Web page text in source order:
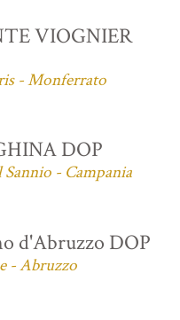
VIOGNIER
- Monferrato
DOP
Sannio - Campania
d'Abruzzo DOP
- Abruzzo